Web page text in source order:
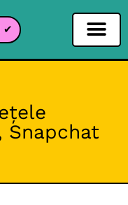
✔
Snapchat